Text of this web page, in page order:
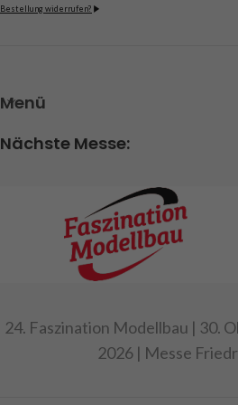
- Kupplungshöhe 75 mm
Achtung!
Art.Nr. 907625
Bestellung widerrufen?
Menü
Nächste Messe:
24. Faszination Modellbau | 30.
2026 | Messe